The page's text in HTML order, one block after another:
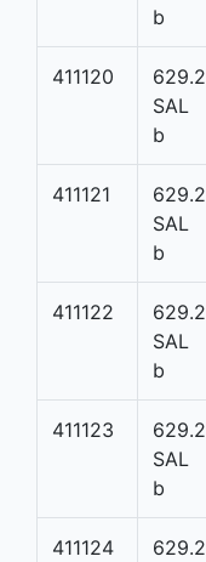
b
411120
629.2
SAL
b
411121
629.2
SAL
b
411122
629.2
SAL
b
411123
629.2
SAL
b
411124
629.2